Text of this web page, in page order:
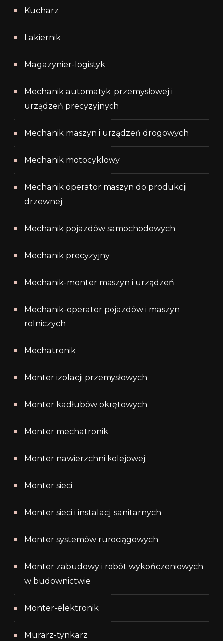
Kucharz
Lakiernik
Magazynier-logistyk
Mechanik automatyki przemysłowej i
urządzeń precyzyjnych
Mechanik maszyn i urządzeń drogowych
Mechanik motocyklowy
Mechanik operator maszyn do produkcji
drzewnej
Mechanik pojazdów samochodowych
Mechanik precyzyjny
Mechanik-monter maszyn i urządzeń
Mechanik-operator pojazdów i maszyn
rolniczych
Mechatronik
Monter izolacji przemysłowych
Monter kadłubów okrętowych
Monter mechatronik
Monter nawierzchni kolejowej
Monter sieci
Monter sieci i instalacji sanitarnych
Monter systemów rurociągowych
Monter zabudowy i robót wykończeniowych
w budownictwie
Monter-elektronik
Murarz-tynkarz